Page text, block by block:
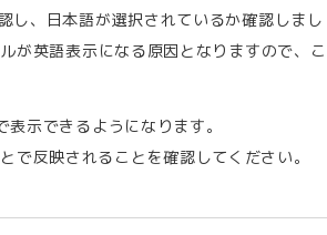
、日本語が選択されているか確認しま
英語表示になる原因となりますので、
示できるようになります。
反映されることを確認してください。